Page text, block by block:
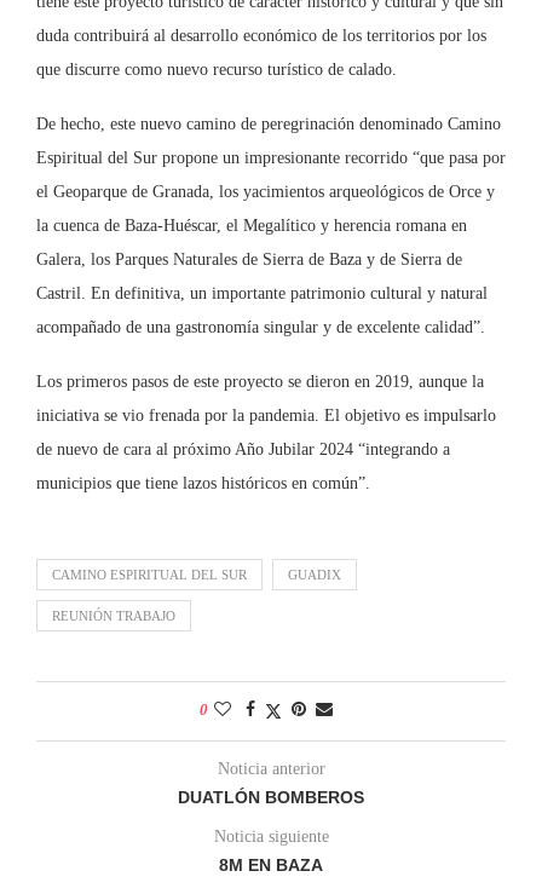
duda contribuirá al desarrollo económico de los territorios por los
que discurre como nuevo recurso turístico de calado.
De hecho, este nuevo camino de peregrinación denominado Camino
Espiritual del Sur propone un impresionante recorrido “que pasa por
el Geoparque de Granada, los yacimientos arqueológicos de Orce y
la cuenca de Baza-Huéscar, el Megalítico y herencia romana en
Galera, los Parques Naturales de Sierra de Baza y de Sierra de
Castril. En definitiva, un importante patrimonio cultural y natural
acompañado de una gastronomía singular y de excelente calidad”.
Los primeros pasos de este proyecto se dieron en 2019, aunque la
iniciativa se vio frenada por la pandemia. El objetivo es impulsarlo
de nuevo de cara al próximo Año Jubilar 2024 “integrando a
municipios que tiene lazos históricos en común”.
CAMINO ESPIRITUAL DEL SUR GUADIX
REUNIÓN TRABAJO
0
Noticia anterior
DUATLÓN BOMBEROS
Noticia siguiente
8M EN BAZA